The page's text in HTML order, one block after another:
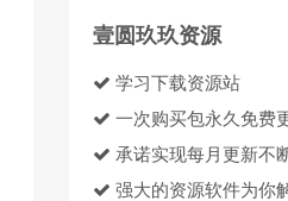
壹圆玖玖资源
学习下载资源站
一次购买包永久免费
承诺实现每月更新不
强大的资源软件为你